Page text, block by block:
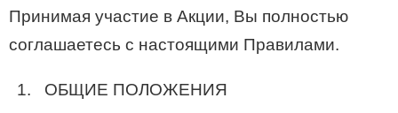
Принимая участие в Акции, Вы полностью
соглашаетесь с настоящими Правилами.
ОБЩИЕ ПОЛОЖЕНИЯ